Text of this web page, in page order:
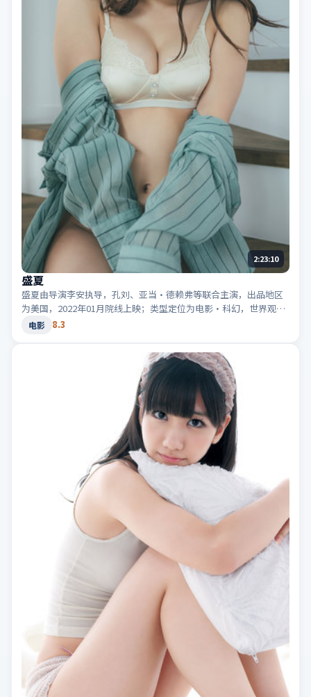
2:23:10
盛夏
盛夏由导演李安执导，孔刘、亚当·德赖弗等联合主演，出品地区
为美国，2022年01月院线上映；类型定位为电影·科幻，世界观设
定严谨。适合检索「美国科幻」「2022高分电影」等相关关键词。
电影 8.3